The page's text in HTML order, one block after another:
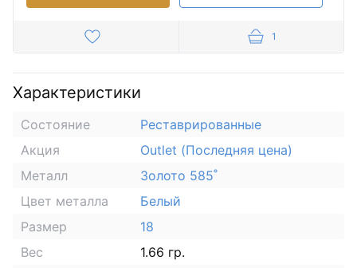
1
Характеристики
Состояние
Реставрированные
Акция
Outlet (Последняя цена)
Металл
Золото 585˚
Цвет металла
Белый
Размер
18
Вес
1.66 гр.